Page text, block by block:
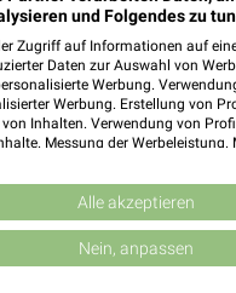
km
Baumarkt Troisdorf
1-5
Troisdorf
473,36 km • Angebote: 1
und Folgendes zu
Zugriff auf Informationen auf
Daten zur Auswahl von
Werbung.
Werbung. Erstellung von
Inhalten. Verwendung von
Messung der Werbeleistung.
Daten aus verschiedenen
Angebote. Verwendung reduzierter
der Europäischen Union
Alle akzeptieren
Nein, anpassen